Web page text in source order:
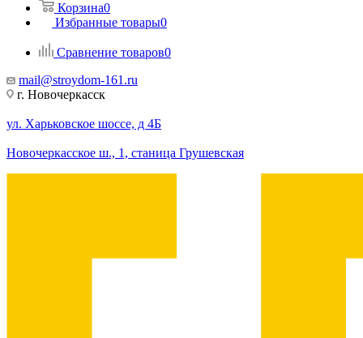
Корзина0
Избранные товары0
Сравнение товаров0
mail@stroydom-161.ru
г. Новочеркасск
ул. Харьковское шоссе, д 4Б
Новочеркасское ш., 1, станица Грушевская